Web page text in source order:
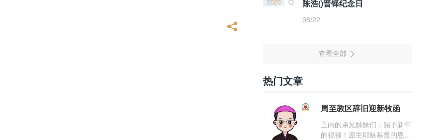
2020 陈浩()晋铎纪念日
08/22
热门文章
周至教区辞旧迎新牧函
主内的弟兄姊妹们：赐予新年
的祝福！愿主耶稣基督的恩